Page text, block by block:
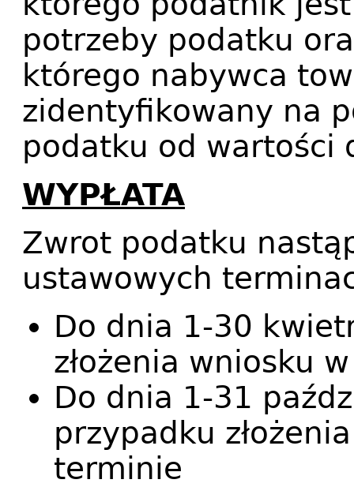
potrzeby podatku
którego nabywca
zidentyfikowany na
podatku od wartości
WYPŁATA
Zwrot podatku
ustawowych
Do dnia 1-30
złożenia wniosku
Do dnia 1-31
przypadku
terminie